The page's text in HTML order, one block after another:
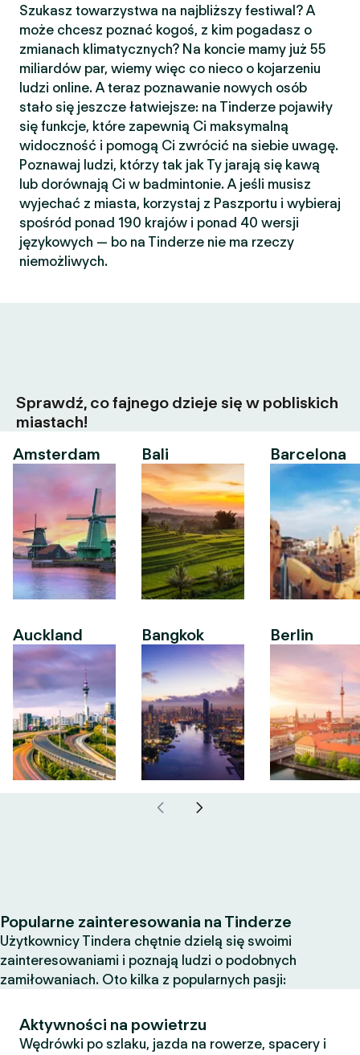
Szukasz towarzystwa na najbliższy festiwal? A
może chcesz poznać kogoś, z kim pogadasz o
zmianach klimatycznych? Na koncie mamy już 55
miliardów par, wiemy więc co nieco o kojarzeniu
ludzi online. A teraz poznawanie nowych osób
stało się jeszcze łatwiejsze: na Tinderze pojawiły
się funkcje, które zapewnią Ci maksymalną
widoczność i pomogą Ci zwrócić na siebie uwagę.
Poznawaj ludzi, którzy tak jak Ty jarają się kawą
lub dorównają Ci w badmintonie. A jeśli musisz
wyjechać z miasta, korzystaj z Paszportu i wybieraj
spośród ponad 190 krajów i ponad 40 wersji
językowych — bo na Tinderze nie ma rzeczy
niemożliwych.
Sprawdź, co fajnego dzieje się w pobliskich
miastach!
Amsterdam
Auckland
Bali
Bangkok
Barcelona
Berlin
Popularne zainteresowania na Tinderze
Użytkownicy Tindera chętnie dzielą się swoimi
zainteresowaniami i poznają ludzi o podobnych
zamiłowaniach. Oto kilka z popularnych pasji:
Aktywności na powietrzu
Wędrówki po szlaku, jazda na rowerze, spacery i